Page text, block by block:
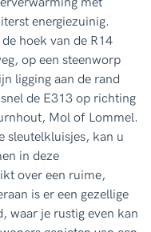
energiezuinig.
hoek van de R14
op een steenworp
ligging aan de rand
de E313 op richting
Mol of Lommel.
sleutelkluisjes, kan u
in deze
over een ruime,
is er een gezellige
waar je rustig even kan